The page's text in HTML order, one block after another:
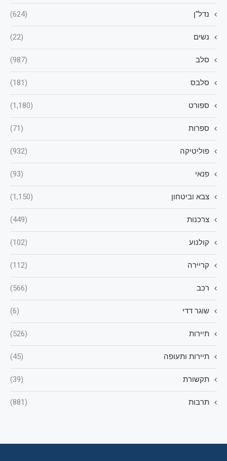
נדל"ן (624)
נשים (22)
סלב (987)
סלבס (181)
ספורט (1,180)
ספרות (71)
פוליטיקה (932)
פנאי (93)
צבא וביטחון (1,150)
צרכנות (449)
קולנוע (102)
קריירה (112)
רכב (566)
שוגר דדי (6)
תיירות (526)
תיירות ותעופה (45)
תקשורת (39)
תרבות (881)